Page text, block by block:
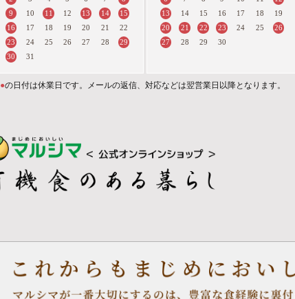
9
10 11 12 13 14
15
16
17 18 19 20 21
22
23
24 25 26 27 28
29
30
31
13
14 15 16 17 18
19
20
21 22 23 24 25
26
27
28 29 30
●の日付は休業日です。メールの返信、対応などは翌営業日以降となります。